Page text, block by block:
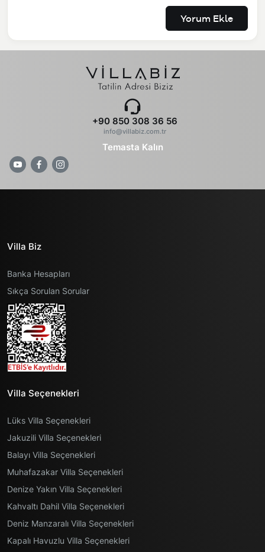
Yorum Ekle
+90 850 308 36 56
info@villabiz.com.tr
Temasta Kalın
Villa Biz
Banka Hesapları
Sıkça Sorulan Sorular
Villa Seçenekleri
Lüks Villa Seçenekleri
Jakuzili Villa Seçenekleri
Balayı Villa Seçenekleri
Muhafazakar Villa Seçenekleri
Denize Yakın Villa Seçenekleri
Kahvaltı Dahil Villa Seçenekleri
Deniz Manzaralı Villa Seçenekleri
Kapalı Havuzlu Villa Seçenekleri